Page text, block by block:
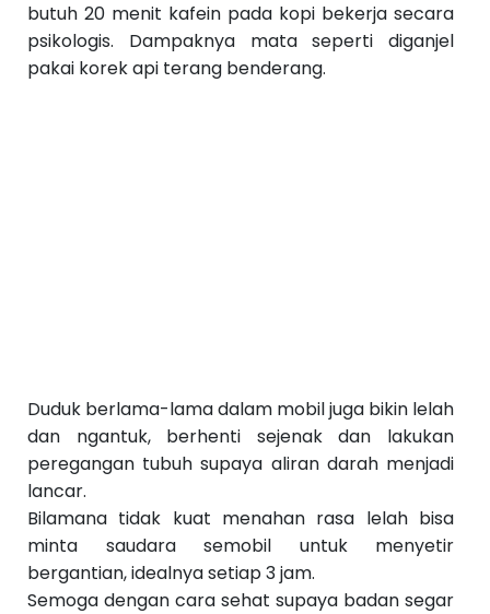
butuh 20 menit kafein pada kopi bekerja secara
psikologis. Dampaknya mata seperti diganjel
pakai korek api terang benderang.
Duduk berlama-lama dalam mobil juga bikin lelah
dan ngantuk, berhenti sejenak dan lakukan
peregangan tubuh supaya aliran darah menjadi
lancar.
Bilamana tidak kuat menahan rasa lelah bisa
minta saudara semobil untuk menyetir
bergantian, idealnya setiap 3 jam.
Semoga dengan cara sehat supaya badan segar